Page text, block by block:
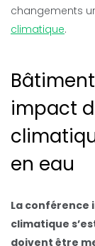
changements
climatique.
impact
en eau
La
climatique
doivent être